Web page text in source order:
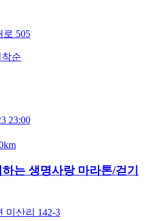
로 505
착순
23:00
는 생명사랑 마라톤/걷기
미산리 142-3